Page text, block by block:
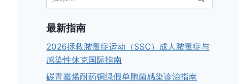
索：
最新指南
2026拯救脓毒症运动（SSC）成人脓毒症与
感染性休克国际指南
碳青霉烯耐药铜绿假单胞菌感染诊治指南